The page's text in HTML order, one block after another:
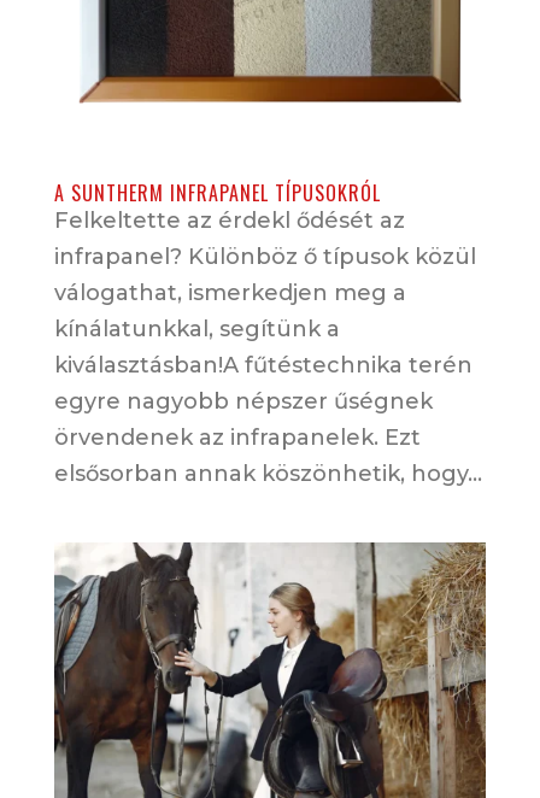
A SUNTHERM INFRAPANEL TÍPUSOKRÓL
Felkeltette az érdekl ődését az
infrapanel? Különböz ő típusok közül
válogathat, ismerkedjen meg a
kínálatunkkal, segítünk a
kiválasztásban!A fűtéstechnika terén
egyre nagyobb népszer űségnek
örvendenek az infrapanelek. Ezt
elsősorban annak köszönhetik, hogy...